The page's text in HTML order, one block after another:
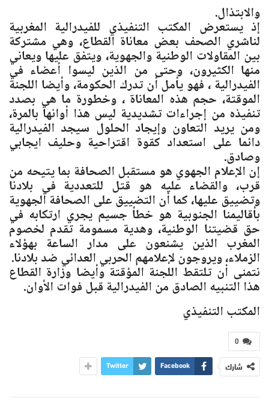
والابتذال.
إذ يستعرض المكتب التنفيذي للفيدرالية المغربية
لناشري الصحف بعض معاناة القطاع، وهي مشتركة
بين المقاولات الوطنية والجهوية، ويتفق عليها ويعاني
منها الكثيرون، وحتى من الذين ليسوا أعضاء في
الفيدرالية ، فهو يأمل أن تدرك الحكومة، وأيضا اللجنة
الموقتة، حجم هذه المعاناة ، وخطورة ما هي بصدد
تنفيذه من إجراءات تشديدية ليس هذا أوانها بالمرة،
ومن يريد التعاون وإيجاد الحلول سيجد الفيدرالية
دائما على استعداد كقوة اقتراحية وحليف ايجابي
وصادق.
إن الإعلام الجهوي هو مستقبل الصحافة بما يتيحه من
قرب، والقضاء عليه هو قتل للتعددية في بلادنا
وتضييق عليها، كما أن التضييق على الصحافة الجهوية
بأقاليمنا الجنوبية هو خطأ جسيم يجري ارتكابه في
حق قضيتنا الوطنية، وهدية مسمومة تقدم لخصوم
المغرب الذين يشنعون على مدار الساعة بهؤلاء
الزملاء، ويروجون لإعلامهم الحربي العدائي ضد بلادنا.
نتمنى أن تلتقط اللجنة المؤقتة وأيضا وزارة القطاع
هذا التنبيه الصادق من الفيدرالية قبل فوات الأوان.
المكتب التنفيذي
0
شارك Facebook
Twitter